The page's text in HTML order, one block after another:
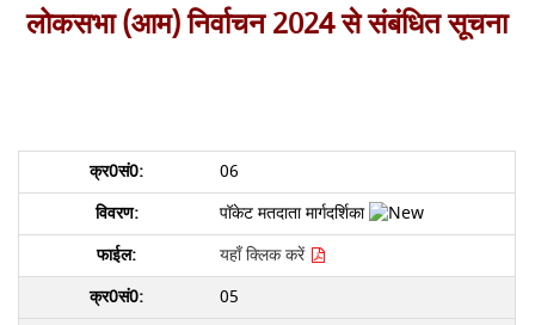
लोकसभा (आम) निर्वाचन 2024 से संबंधित सूचना
06
पॉकेट मतदाता मार्गदर्शिका
यहाँ क्लिक करें
05